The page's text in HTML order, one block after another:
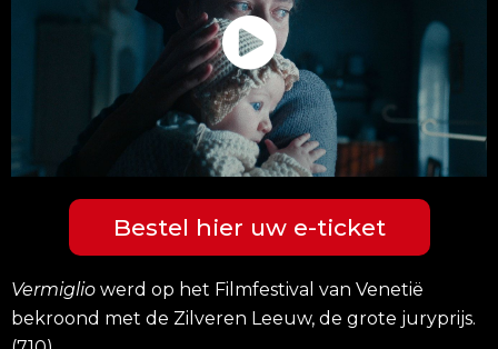
Bestel hier uw e-ticket
Vermiglio werd op het Filmfestival van Venetië
bekroond met de Zilveren Leeuw, de grote juryprijs.